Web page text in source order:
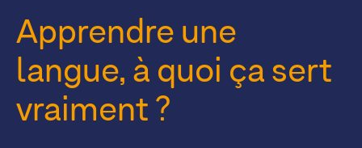
Apprendre une
langue, à quoi ça sert
vraiment ?